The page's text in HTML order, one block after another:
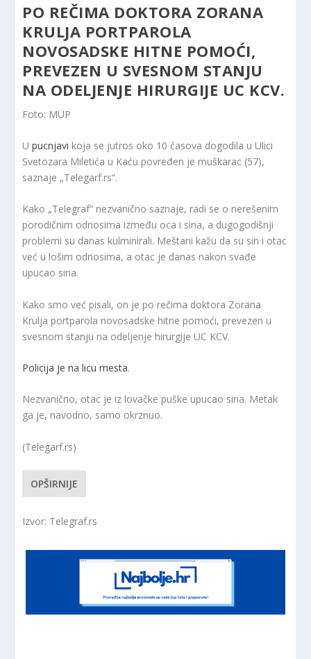
PO REČIMA DOKTORA ZORANA
KRULJA PORTPAROLA
NOVOSADSKE HITNE POMOĆI,
PREVEZEN U SVESNOM STANJU
NA ODELJENJE HIRURGIJE UC KCV.
Foto: MUP
Upucnjavi koja se jutros oko 10 časova dogodila u Ulici
Svetozara Miletića u Kaću povređen je muškarac (57),
saznaje „Telegarf.rs“.
Kako „Telegraf“ nezvanično saznaje, radi se o nerešenim
porodičnim odnosima između oca i sina, a dugogodišnji
problemi su danas kulminirali. Meštani kažu da su sin i otac
već u lošim odnosima, a otac je danas nakon svađe
upucao sina.
Kako smo već pisali, on je po rečima doktora Zorana
Krulja portparola novosadske hitne pomoći, prevezen u
svesnom stanju na odeljenje hirurgije UC KCV.
Policija je na licu mesta.
Nezvanično, otac je iz lovačke puške upucao sina. Metak
ga je, navodno, samo okrznuo.
(Telegarf.rs)
OPŠIRNIJE
Izvor: Telegraf.rs